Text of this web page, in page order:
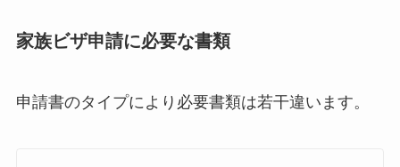
家族ビザ申請に必要な書類
申請書のタイプにより必要書類は若干違います。